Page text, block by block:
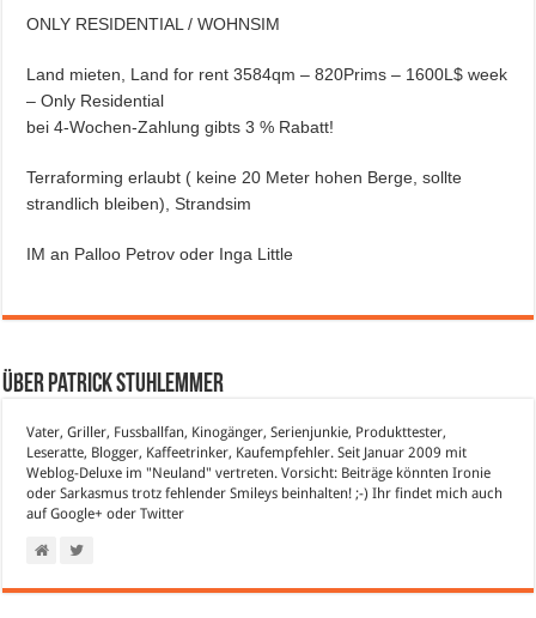
ONLY RESIDENTIAL / WOHNSIM
Land mieten, Land for rent 3584qm – 820Prims – 1600L$ week
– Only Residential
bei 4-Wochen-Zahlung gibts 3 % Rabatt!
Terraforming erlaubt ( keine 20 Meter hohen Berge, sollte
strandlich bleiben), Strandsim
IM an Palloo Petrov oder Inga Little
Über Patrick Stuhlemmer
Vater, Griller, Fussballfan, Kinogänger, Serienjunkie, Produkttester,
Leseratte, Blogger, Kaffeetrinker, Kaufempfehler. Seit Januar 2009 mit
Weblog-Deluxe im "Neuland" vertreten. Vorsicht: Beiträge könnten Ironie
oder Sarkasmus trotz fehlender Smileys beinhalten! ;-) Ihr findet mich auch
aufGoogle+ oderTwitter